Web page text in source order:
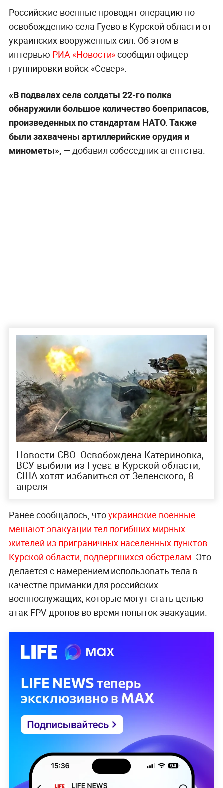
Российские военные проводят операцию по
освобождению села Гуево в Курской области от
украинских вооруженных сил. Об этом в
интервью РИА «Новости»сообщил офицер
группировки войск «Север».
«В подвалах села солдаты 22-го полка
обнаружили большое количество боеприпасов,
произведенных по стандартам НАТО. Также
были захвачены артиллерийские орудия и
минометы»,— добавил собеседник агентства.
Новости СВО. Освобождена Катериновка,
ВСУ выбили из Гуева в Курской области,
США хотят избавиться от Зеленского, 8
апреля
Ранее сообщалось, чтоукраинские военные
мешают эвакуации тел погибших мирных
жителей из приграничных населённых пунктов
Курской области, подвергшихся обстрелам. Это
делается с намерением использовать тела в
качестве приманки для российских
военнослужащих, которые могут стать целью
атак FPV-дронов во время попыток эвакуации.